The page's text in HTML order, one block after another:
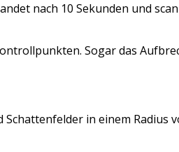
nach 10 Sekunden und
Sogar das
in einem Radius